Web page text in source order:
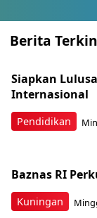
Berita
Pendidikan
Siapkan
Internasional
Kuningan
Baznas RI